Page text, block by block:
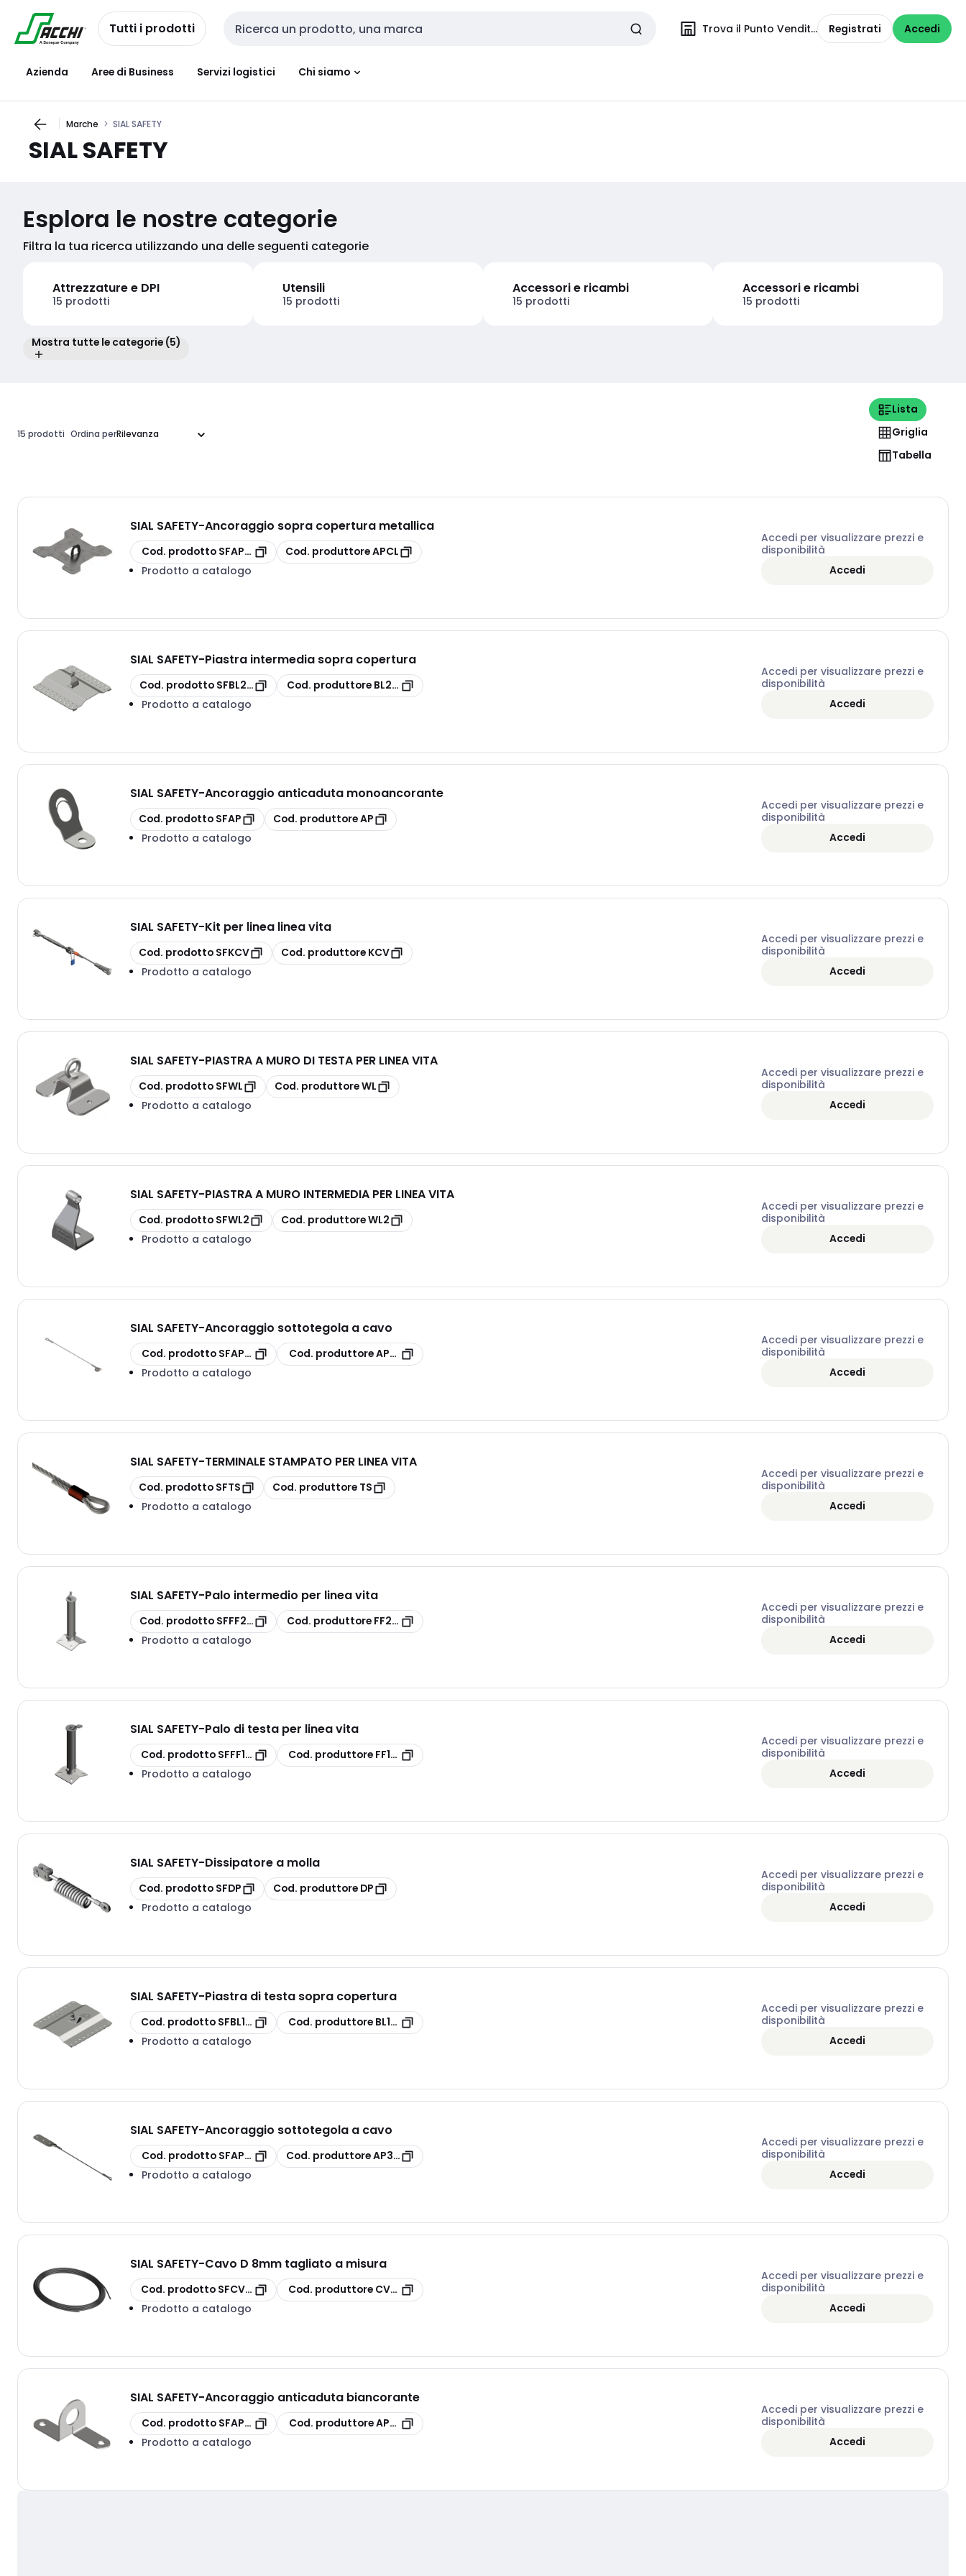
navigazione
Salta al
contenutoTutti i prodotti Cerca input Trova il Punto Vendita Registrati Accedi
Azienda Aree di Business Servizi logistici Chi siamo
Marche SIAL SAFETY
SIAL SAFETY
Esplora le nostre categorie
Filtra la tua ricerca utilizzando una delle seguenti categorie
Attrezzature e DPI
15 prodotti
Utensili
15 prodotti
Accessori e ricambi
15 prodotti
Accessori e ricambi
15 prodotti
Mostra tutte le categorie (5)
15 prodotti Ordina per
Lista
Griglia
Tabella
SIAL SAFETY-Ancoraggio sopra copertura metallica
copia
Cod. prodotto SFAPCL copia
Cod. produttoreAPCL
Prodotto a catalogo
Accedi per visualizzare prezzi e
disponibilità
Accedi
SIAL SAFETY-Piastra intermedia sopra copertura
copia
Cod. prodotto SFBL2CLS copia
Cod. produttore BL2CLS
Prodotto a catalogo
Accedi per visualizzare prezzi e
disponibilità
Accedi
SIAL SAFETY-Ancoraggio anticaduta monoancorante
copia
Cod. prodotto SFAP copia
Cod. produttoreAP
Prodotto a catalogo
Accedi per visualizzare prezzi e
disponibilità
Accedi
SIAL SAFETY-Kit per linea linea vita
copia
Cod. prodotto SFKCV copia
Cod. produttore KCV
Prodotto a catalogo
Accedi per visualizzare prezzi e
disponibilità
Accedi
SIAL SAFETY-PIASTRA A MURO DI TESTA PER LINEA VITA
copia
Cod. prodotto SFWL copia
Cod. produttoreWL
Prodotto a catalogo
Accedi per visualizzare prezzi e
disponibilità
Accedi
SIAL SAFETY-PIASTRA A MURO INTERMEDIA PER LINEA VITA
copia
Cod. prodotto SFWL2 copia
Cod. produttoreWL2
Prodotto a catalogo
Accedi per visualizzare prezzi e
disponibilità
Accedi
SIAL SAFETY-Ancoraggio sottotegola a cavo
copia
Cod. prodotto SFAPCV copiaCod. produttoreAPCV
Prodotto a catalogo
Accedi per visualizzare prezzi e
disponibilità
Accedi
SIAL SAFETY-TERMINALE STAMPATO PER LINEA VITA
copia
Cod. prodotto SFTS copia
Cod. produttore TS
Prodotto a catalogo
Accedi per visualizzare prezzi e
disponibilità
Accedi
SIAL SAFETY-Palo intermedio per linea vita
copia
Cod. prodotto SFFF2P30 copia
Cod. produttore FF2P30
Prodotto a catalogo
Accedi per visualizzare prezzi e
disponibilità
Accedi
SIAL SAFETY-Palo di testa per linea vita
copia
Cod. prodotto SFFF1P30 copia
Cod. produttore FF1P30
Prodotto a catalogo
Accedi per visualizzare prezzi e
disponibilità
Accedi
SIAL SAFETY-Dissipatore a molla
copia
Cod. prodotto SFDP copia
Cod. produttore DP
Prodotto a catalogo
Accedi per visualizzare prezzi e
disponibilità
Accedi
SIAL SAFETY-Piastra di testa sopra copertura
copia
Cod. prodotto SFBL1CLS copia
Cod. produttore BL1CLS
Prodotto a catalogo
Accedi per visualizzare prezzi e
disponibilità
Accedi
SIAL SAFETY-Ancoraggio sottotegola a cavo
copia
Cod. prodotto SFAP3CV copia
Cod. produttoreAP3CV
Prodotto a catalogo
Accedi per visualizzare prezzi e
disponibilità
Accedi
SIAL SAFETY-Cavo D 8mm tagliato a misura
copia
Cod. prodotto SFCV_X_8 copia
Cod. produttore CV_X_8
Prodotto a catalogo
Accedi per visualizzare prezzi e
disponibilità
Accedi
SIAL SAFETY-Ancoraggio anticaduta biancorante
copia
Cod. prodotto SFAPGV copiaCod. produttoreAPGV
Prodotto a catalogo
Accedi per visualizzare prezzi e
disponibilità
Accedi